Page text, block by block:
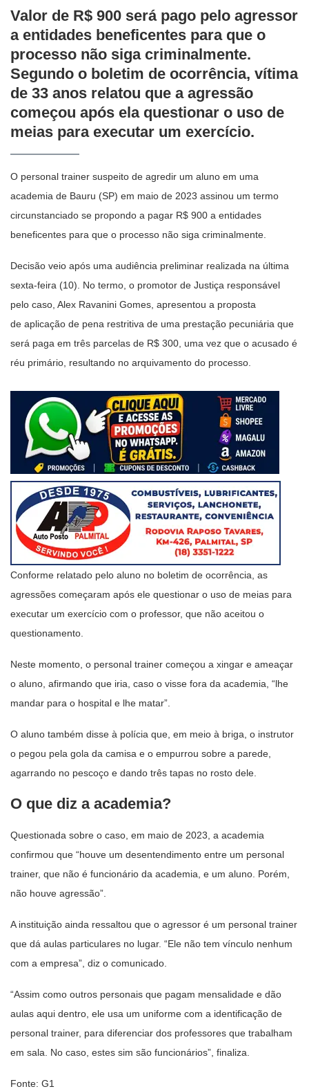
Valor de R$ 900 será pago pelo agressor
a entidades beneficentes para que o
processo não siga criminalmente.
Segundo o boletim de ocorrência, vítima
de 33 anos relatou que a agressão
começou após ela questionar o uso de
meias para executar um exercício.
O personal trainer suspeito de agredir um aluno em uma
academia de Bauru (SP) em maio de 2023 assinou um termo
circunstanciado se propondo a pagar R$ 900 a entidades
beneficentes para que o processo não siga criminalmente.
Decisão veio após uma audiência preliminar realizada na última
sexta-feira (10). No termo, o promotor de Justiça responsável
pelo caso, Alex Ravanini Gomes, apresentou a proposta
de aplicação de pena restritiva de uma prestação pecuniária que
será paga em três parcelas de R$ 300, uma vez que o acusado é
réu primário, resultando no arquivamento do processo.
Conforme relatado pelo aluno no boletim de ocorrência, as
agressões começaram após ele questionar o uso de meias para
executar um exercício com o professor, que não aceitou o
questionamento.
Neste momento, o personal trainer começou a xingar e ameaçar
o aluno, afirmando que iria, caso o visse fora da academia, “lhe
mandar para o hospital e lhe matar”.
O aluno também disse à polícia que, em meio à briga, o instrutor
o pegou pela gola da camisa e o empurrou sobre a parede,
agarrando no pescoço e dando três tapas no rosto dele.
O que diz a academia?
Questionada sobre o caso, em maio de 2023, a academia
confirmou que “houve um desentendimento entre um personal
trainer, que não é funcionário da academia, e um aluno. Porém,
não houve agressão”.
A instituição ainda ressaltou que o agressor é um personal trainer
que dá aulas particulares no lugar. “Ele não tem vínculo nenhum
com a empresa”, diz o comunicado.
“Assim como outros personais que pagam mensalidade e dão
aulas aqui dentro, ele usa um uniforme com a identificação de
personal trainer, para diferenciar dos professores que trabalham
em sala. No caso, estes sim são funcionários”, finaliza.
Fonte: G1